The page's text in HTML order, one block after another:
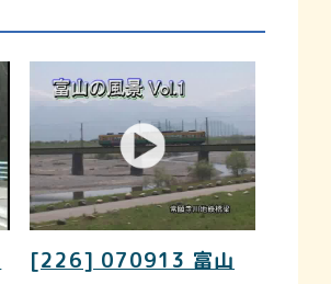
[226] 070913 富山